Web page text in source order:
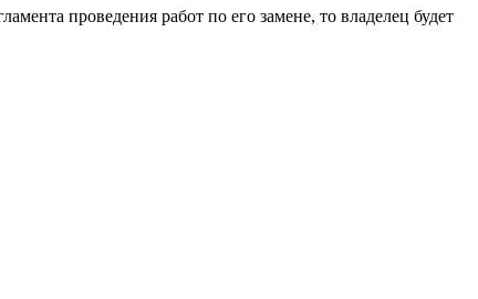
проведения работ по его замене, то владелец будет